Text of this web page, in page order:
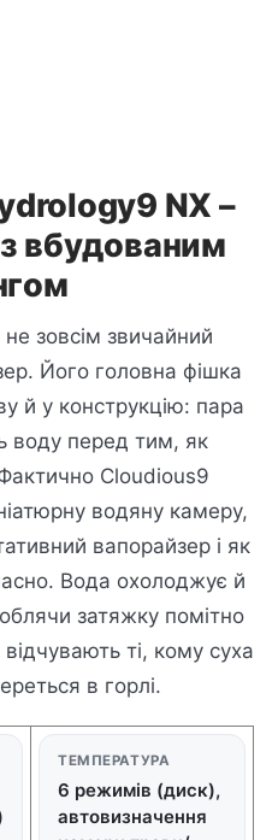
NX –
вбудованим
зовсім звичайний
Його головна фішка
й у конструкцію: пара
воду перед тим, як
Cloudious9
водяну камеру,
вапорайзер і як
Вода охолоджує й
затяжку помітно
ті, кому суха
в горлі.
ТЕМПЕРАТУРА
6 режимів (диск),
автовизначення